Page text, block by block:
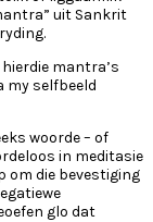
uit Sankrit
mantra’s
my selfbeeld
woorde – of
in meditasie
om die bevestiging
glo dat